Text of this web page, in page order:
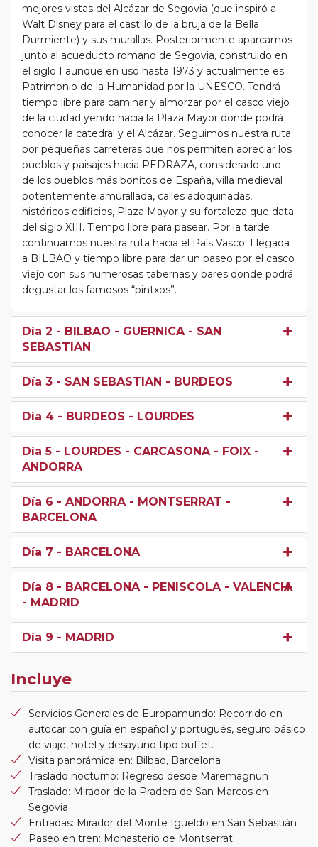
mejores vistas del Alcázar de Segovia (que inspiró a
Walt Disney para el castillo de la bruja de la Bella
Durmiente) y sus murallas. Posteriormente aparcamos
junto al acueducto romano de Segovia, construido en
el siglo I aunque en uso hasta 1973 y actualmente es
Patrimonio de la Humanidad por la UNESCO. Tendrá
tiempo libre para caminar y almorzar por el casco viejo
de la ciudad yendo hacia la Plaza Mayor donde podrá
conocer la catedral y el Alcázar. Seguimos nuestra ruta
por pequeñas carreteras que nos permiten apreciar los
pueblos y paisajes hacia PEDRAZA, considerado uno
de los pueblos más bonitos de España, villa medieval
potentemente amurallada, calles adoquinadas,
históricos edificios, Plaza Mayor y su fortaleza que data
del siglo XIII. Tiempo libre para pasear. Por la tarde
continuamos nuestra ruta hacia el País Vasco. Llegada
a BILBAO y tiempo libre para dar un paseo por el casco
viejo con sus numerosas tabernas y bares donde podrá
degustar los famosos “pintxos”.
Día 2 - BILBAO - GUERNICA - SAN
SEBASTIAN
Día 3 - SAN SEBASTIAN - BURDEOS
Día 4 - BURDEOS - LOURDES
Día 5 - LOURDES - CARCASONA - FOIX -
ANDORRA
Día 6 - ANDORRA - MONTSERRAT -
BARCELONA
Día 7 - BARCELONA
Día 8 - BARCELONA - PENISCOLA - VALENCIA
- MADRID
Día 9 - MADRID
Incluye
Servicios Generales de Europamundo: Recorrido en
autocar con guía en español y portugués, seguro básico
de viaje, hotel y desayuno tipo buffet.
Visita panorámica en: Bilbao, Barcelona
Traslado nocturno: Regreso desde Maremagnun
Traslado: Mirador de la Pradera de San Marcos en
Segovia
Entradas: Mirador del Monte Igueldo en San Sebastián
Paseo en tren: Monasterio de Montserrat